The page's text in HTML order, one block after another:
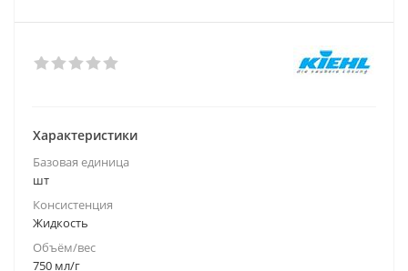
Характеристики
Базовая единица
шт
Консистенция
Жидкость
Объём/вес
750 мл/г